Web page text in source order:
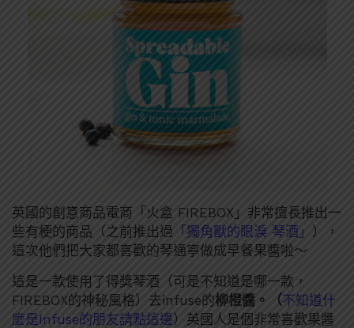
英國的創意商品電商「火盒 FIREBOX」非常擅長推出一
些有梗的商品（之前推出過 「獨角獸的眼淚 琴酒」 ），
這次他們把大家都喜歡的琴通寧做成早餐果醬啦～
這是一款使用了得獎琴酒（可是不知道是哪一款，
FIREBOX的神秘風格）去infuse的柳橙醬。（不知道什
麼是Infuse的朋友請點這邊）英國人是個非常喜歡果醬